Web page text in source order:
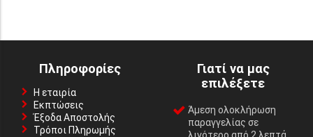
Πληροφορίες
Η εταιρία
Εκπτώσεις
Έξοδα Αποστολής
Τρόποι Πληρωμής
Γιατί να μας
επιλέξετε
Άμεση ολοκλήρωση
παραγγελίας σε